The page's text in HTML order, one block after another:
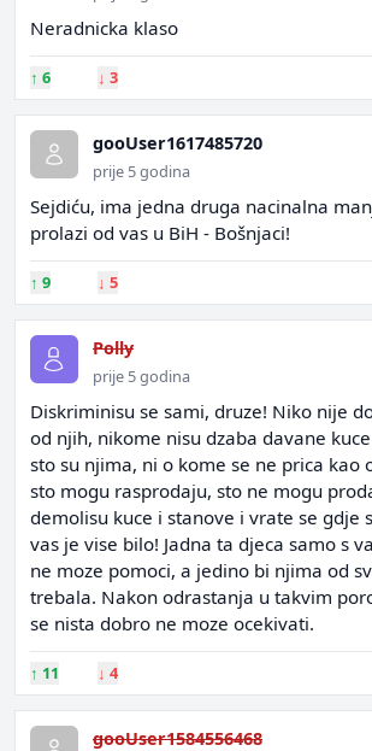
Neradnicka klaso
↑ 6 ↓ 3
gooUser1617485720
prije 5 godina
Sejdiću, ima jedna druga nacinalna
prolazi od vas u BiH - Bošnjaci!
↑ 9 ↓ 5
Polly
prije 5 godina
Diskriminisu se sami, druze! Niko nije
od njih, nikome nisu dzaba davane
sto su njima, ni o kome se ne prica kao
sto mogu rasprodaju, sto ne mogu
demolisu kuce i stanove i vrate se gdje
vas je vise bilo! Jadna ta djeca samo s
ne moze pomoci, a jedino bi njima od
trebala. Nakon odrastanja u takvim
se nista dobro ne moze ocekivati.
↑ 11 ↓ 4
gooUser1584556468